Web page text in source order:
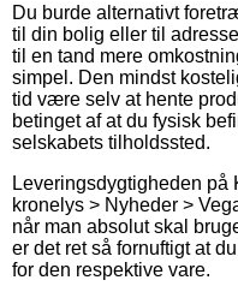
Du burde alternativt
til din bolig eller til
til en tand mere
simpel. Den mindst
tid være selv at hente
betinget af at du fysisk
selskabets tilholdssted.
Leveringsdygtigheden på
kronelys > Nyheder >
når man absolut skal
er det ret så fornuftigt at
for den respektive vare.